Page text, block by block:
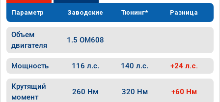
Параметр Заводские Тюнинг* Разница
Объем
двигателя
1.5 OM608
Мощность 116 л.с. 140 л.с. +24 л.с.
Крутящий
момент
260 Нм 320 Нм +60 Нм